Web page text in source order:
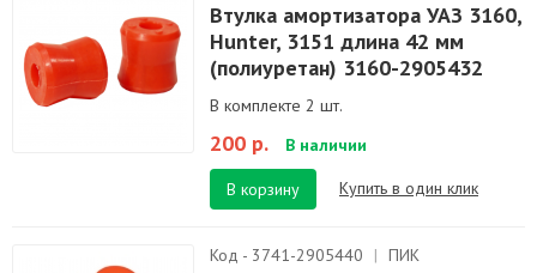
Втулка амортизатора УАЗ 3160,
Hunter, 3151 длина 42 мм
(полиуретан) 3160-2905432
В комплекте 2 шт.
200 р. В наличии
В корзину Купить в один клик
Код - 3741-2905440 | ПИК